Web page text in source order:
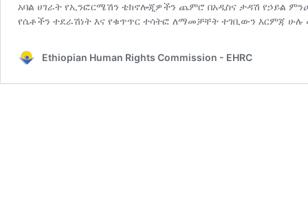
አባል ሀገራት የኢንፎርሜሽን ቴክኖሎጂዎችን ጨምሮ በአዲስና ታዳሽ የኃይል
የሴቶችን ተደራሽነት እና የቁጥጥር ተሳትፎ ለማመቻቸት ተገቢውን እርምጃ ሁሉ
Ethiopian Human Rights Commission - EHRC